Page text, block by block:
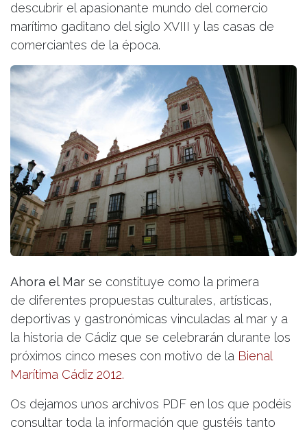
descubrir el apasionante mundo del comercio
marítimo gaditano del siglo XVIII y las casas de
comerciantes de la época.
Ahora el Mar se constituye como la primera
de diferentes propuestas culturales, artísticas,
deportivas y gastronómicas vinculadas al mar y a
la historia de Cádiz que se celebrarán durante los
próximos cinco meses con motivo de la Bienal
Marítima Cádiz 2012.
Os dejamos unos archivos PDF en los que podéis
consultar toda la información que gustéis tanto